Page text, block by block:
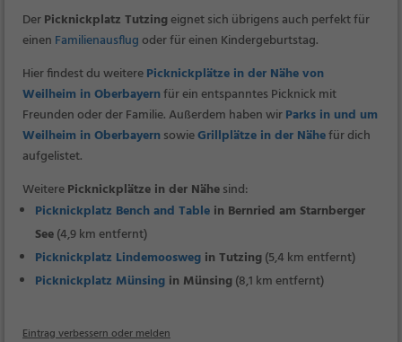
DerPicknickplatz Tutzingeignet sich übrigens auch perfekt für
einen Familienausflugoder für einen Kindergeburtstag.
Hier findest du weiterePicknickplätze in der Nähe von
Weilheim in Oberbayernfür ein entspanntes Picknick mit
Freunden oder der Familie. Außerdem haben wirParks in und um
Weilheim in OberbayernsowieGrillplätze in der Nähefür dich
aufgelistet.
WeiterePicknickplätze in der Nähesind:
Picknickplatz Bench and Table in Bernried am Starnberger
See(4,9 km entfernt)
Picknickplatz Lindemoosweg in Tutzing(5,4 km entfernt)
Picknickplatz Münsing in Münsing(8,1 km entfernt)
Eintrag verbessern oder melden